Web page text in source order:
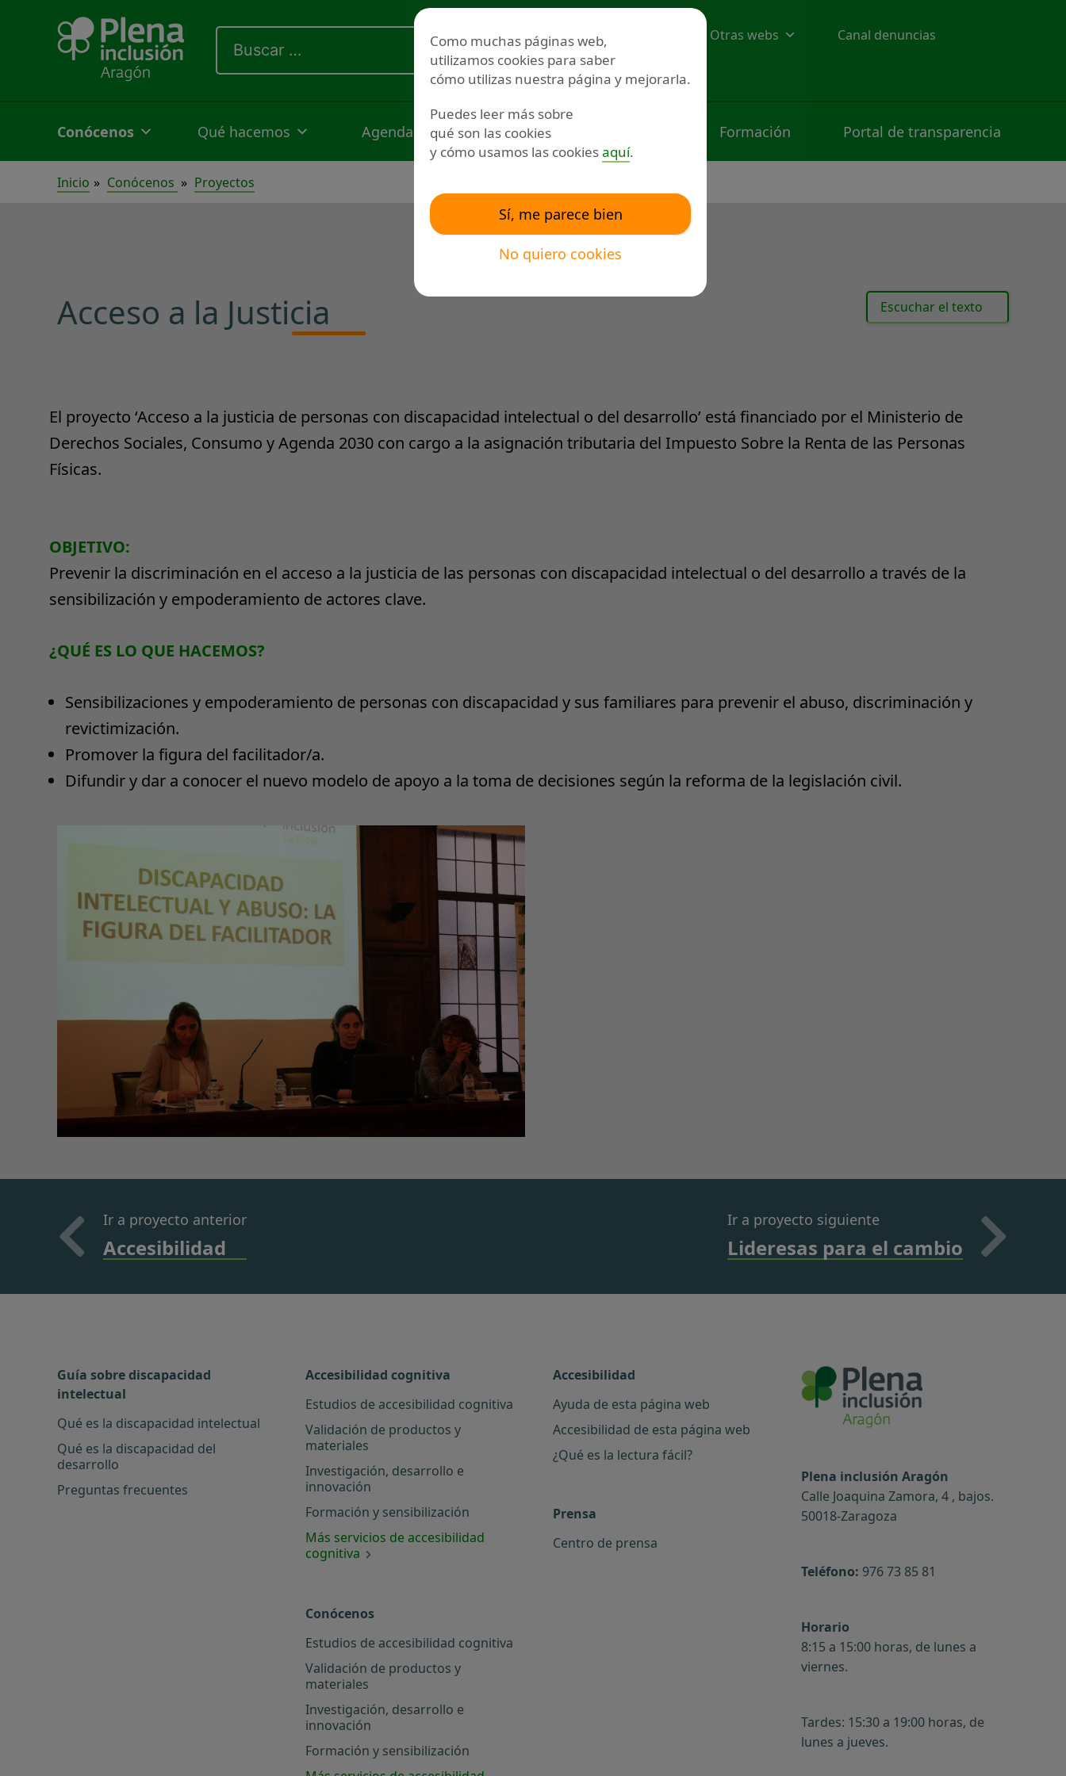
contenido
por:
Redes sociales Otras webs
Canal denuncias
Voluntariado
Conócenos Qué hacemos Agenda Noticias Formación Portal de transparencia
Inicio Conócenos Proyectos
Acceso a la Justicia Escuchar el texto
El proyecto ‘Acceso a la justicia de personas con discapacidad intelectual o del desarrollo’ está financiado por el Ministerio de
Derechos Sociales, Consumo y Agenda 2030 con cargo a la asignación tributaria del Impuesto Sobre la Renta de las Personas
Físicas.
OBJETIVO:
Prevenir la discriminación en el acceso a la justicia de las personas con discapacidad intelectual o del desarrollo a través de la
sensibilización y empoderamiento de actores clave.
¿QUÉ ES LO QUE HACEMOS?
Sensibilizaciones y empoderamiento de personas con discapacidad y sus familiares para prevenir el abuso, discriminación y
revictimización.
Promover la figura del facilitador/a.
Difundir y dar a conocer el nuevo modelo de apoyo a la toma de decisiones según la reforma de la legislación civil.
Ir a proyecto anterior
Accesibilidad
Ir a proyecto siguiente
Lideresas para el cambio
Guía sobre discapacidad
intelectual
Qué es la discapacidad intelectual
Qué es la discapacidad del
desarrollo
Preguntas frecuentes
Accesibilidad cognitiva
Estudios de accesibilidad cognitiva
Validación de productos y
materiales
Investigación, desarrollo e
innovación
Formación y sensibilización
Más servicios de accesibilidad
cognitiva
Conócenos
Estudios de accesibilidad cognitiva
Validación de productos y
materiales
Investigación, desarrollo e
innovación
Formación y sensibilización
Accesibilidad
Ayuda de esta página web
Accesibilidad de esta página web
¿Qué es la lectura fácil?
Prensa
Centro de prensa
Plena inclusión Aragón
Calle Joaquina Zamora, 4 , bajos.
50018-Zaragoza
Teléfono: 976 73 85 81
Horario
8:15 a 15:00 horas, de lunes a
viernes.
Tardes: 15:30 a 19:00 horas, de
lunes a jueves.
Como muchas páginas web,
utilizamos cookies para saber
cómo utilizas nuestra página y mejorarla.
Puedes leer más sobre
qué son las cookies
y cómo usamos las cookiesaquí.
Sí, me parece bien
No quiero cookies